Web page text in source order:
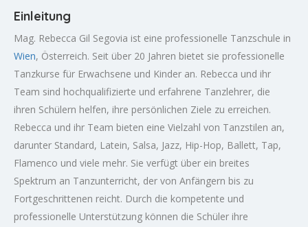
Einleitung
Mag. Rebecca Gil Segovia ist eine professionelle Tanzschule in
Wien, Österreich. Seit über 20 Jahren bietet sie professionelle
Tanzkurse für Erwachsene und Kinder an. Rebecca und ihr
Team sind hochqualifizierte und erfahrene Tanzlehrer, die
ihren Schülern helfen, ihre persönlichen Ziele zu erreichen.
Rebecca und ihr Team bieten eine Vielzahl von Tanzstilen an,
darunter Standard, Latein, Salsa, Jazz, Hip-Hop, Ballett, Tap,
Flamenco und viele mehr. Sie verfügt über ein breites
Spektrum an Tanzunterricht, der von Anfängern bis zu
Fortgeschrittenen reicht. Durch die kompetente und
professionelle Unterstützung können die Schüler ihre